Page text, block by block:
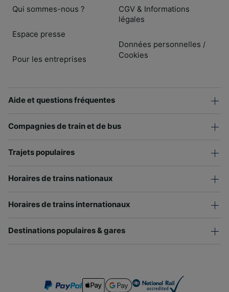
Qui sommes-nous ?
Espace presse
Pour les entreprises
CGV & Informations
légales
Données personnelles /
Cookies
Aide et questions fréquentes
Compagnies de train et de bus
Trajets populaires
Horaires de trains nationaux
Horaires de trains internationaux
Destinations populaires & gares